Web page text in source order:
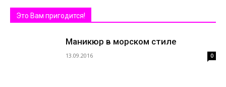
Это Вам пригодится!
Маникюр в морском стиле
13.09.2016 0